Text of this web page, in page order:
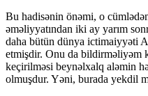
Bu hadisənin önəmi, o
əməliyyatından iki ay yarım
daha bütün dünya ictimaiyyəti
etmişdir. Onu da bildirməliyəm
keçirilməsi beynəlxalq aləmin
olmuşdur. Yəni, burada yekdil